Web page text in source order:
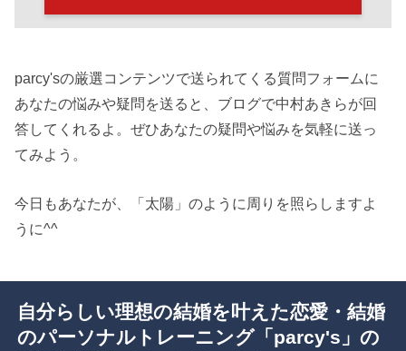
parcy'sの厳選コンテンツで送られてくる質問フォームに
あなたの悩みや疑問を送ると、ブログで中村あきらが回
答してくれるよ。ぜひあなたの疑問や悩みを気軽に送っ
てみよう。
今日もあなたが、「太陽」のように周りを照らしますよ
うに^^
自分らしい理想の結婚を叶えた恋愛・結婚
のパーソナルトレーニング「parcy's」の